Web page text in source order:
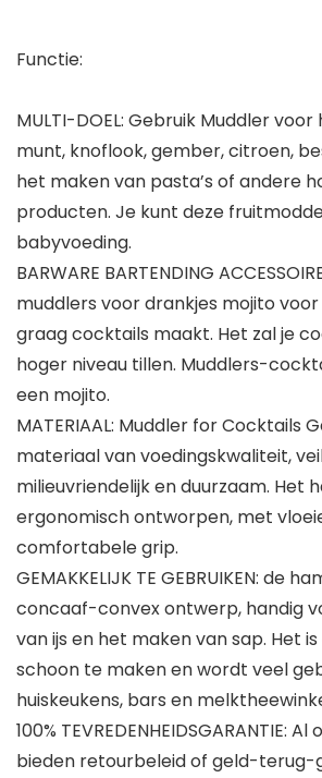
Functie:
MULTI-DOEL: Gebruik Muddler
munt, knoflook, gember, citroen,
het maken van pasta’s of andere
producten. Je kunt deze
babyvoeding.
BARWARE BARTENDING
muddlers voor drankjes mojito
graag cocktails maakt. Het zal je
hoger niveau tillen. Muddlers-
een mojito.
MATERIAAL: Muddler for Cocktails
materiaal van voedingskwaliteit,
milieuvriendelijk en duurzaam. Het
ergonomisch ontworpen, met
comfortabele grip.
GEMAKKELIJK TE GEBRUIKEN: de
concaaf-convex ontwerp, handig
van ijs en het maken van sap. Het
schoon te maken en wordt veel
huiskeukens, bars en
100% TEVREDENHEIDSGARANTIE:
bieden retourbeleid of geld-terug-